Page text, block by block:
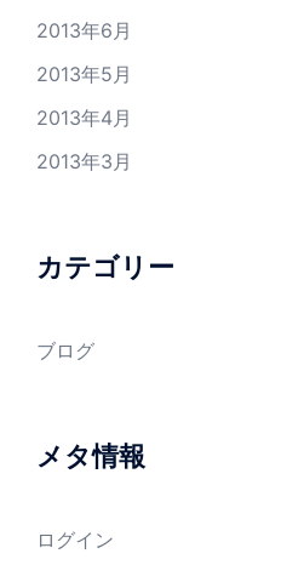
2013年6月
2013年5月
2013年4月
2013年3月
カテゴリー
ブログ
メタ情報
ログイン